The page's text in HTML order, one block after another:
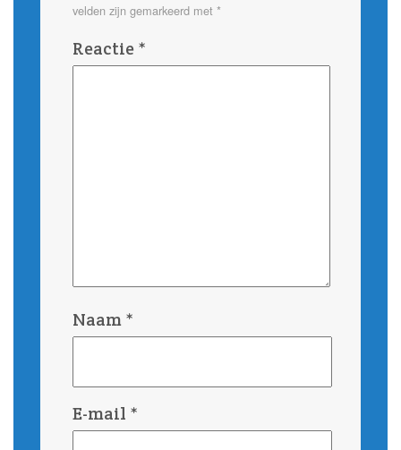
velden zijn gemarkeerd met *
Reactie *
Naam *
E-mail *